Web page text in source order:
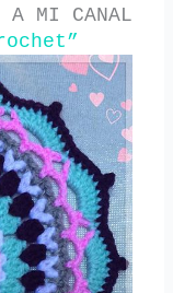
A MI CANAL